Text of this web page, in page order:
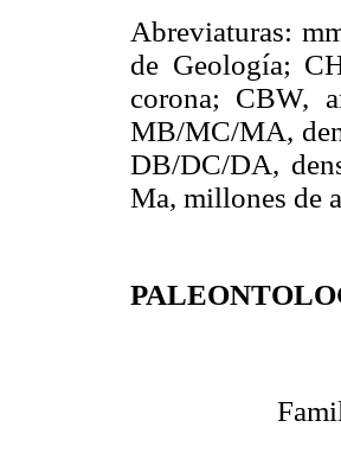
Abreviaturas:
de Geología;
corona; CBW,
MB/MC/MA,
DB/DC/DA,
Ma, millones de